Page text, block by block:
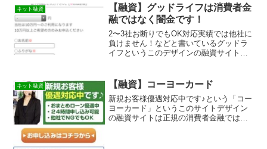
ネット融資
【融資】グッドライフは消費者金
融ではなく闇金です！
2〜3社お断りでもOK対応実績では他社に
負けません！などと書いているグッドラ
イフというこのデザインの融資サイト、
業です！全く同じデザインで他のサイト
も作られています！闇金業者なのでまと
もにお金を借りることは出来ませんよ。
詐欺などの被害に会う前に関わらないよ
うにしてください。キャッシングするな
ネット融資 【融資】コーヨーカード
新規お客様優遇対応中です♪という「コー
ヨーカード」というこのサイトデザイン
の融資サイトは正規の消費者金融ではな